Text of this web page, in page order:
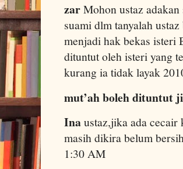
zarMohon ustaz
suami dlm tanyalah
menjadi hak bekas isteri
dituntut oleh isteri yang
kurang ia tidak layak
mut’ah boleh dituntut
Inaustaz,jika ada
masih dikira belum
1:30 AM